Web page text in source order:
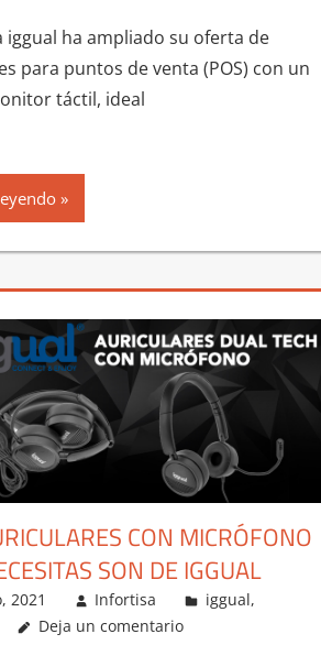
iggual ha ampliado su oferta de
para puntos de venta (POS) con un
táctil, ideal
CON MICRÓFONO
SON DE IGGUAL
2021 Infortisa iggual,
Deja un comentario